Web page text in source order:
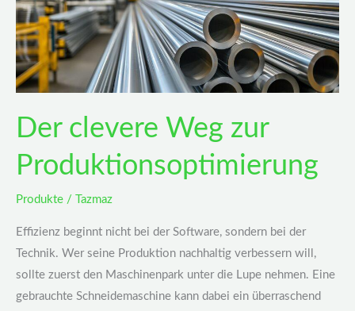
Der clevere Weg zur
Produktionsoptimierung
Produkte / Tazmaz
Effizienz beginnt nicht bei der Software, sondern bei der
Technik. Wer seine Produktion nachhaltig verbessern will,
sollte zuerst den Maschinenpark unter die Lupe nehmen. Eine
gebrauchte Schneidemaschine kann dabei ein überraschend
Produktionsoptimierung